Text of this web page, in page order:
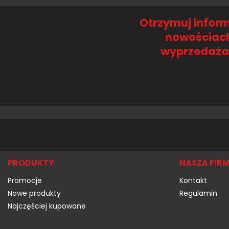
Otrzymuj
PRODUKTY
Promocje
Nowe produkty
Najczęściej kupowane
NASZA
Kontakt
Regulamin